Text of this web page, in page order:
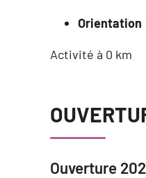
Orientation
Activité à 0 km
Ouverture